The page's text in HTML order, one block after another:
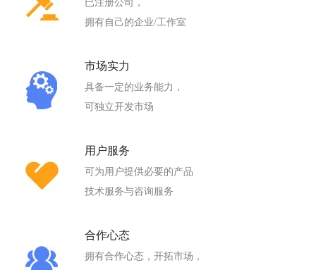
已注册公司，
拥有自己的企业/工作室
市场实力
具备一定的业务能力，
可独立开发市场
用户服务
可为用户提供必要的产品
技术服务与咨询服务
合作心态
拥有合作心态，开拓市场，